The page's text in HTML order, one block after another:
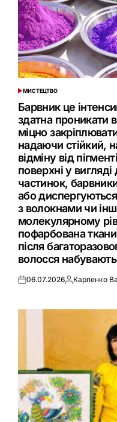
ОПУБЛІКУВАТИ
У
МИСТЕЦТВО
Барвник це
здатна проникати
міцно
надаючи стійкий,
відміну від
поверхні у
частинок,
або
з волокнами чи
молекулярному
пофарбована
після
волосся набувають
Оприлюднено
06.07.2026Опубліковано
Карпенко